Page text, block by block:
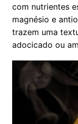
com nutrientes
magnésio e
trazem uma
adocicado ou